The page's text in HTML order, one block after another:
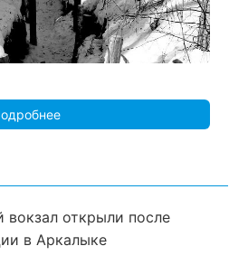
вокзал открыли после
в Аркалыке